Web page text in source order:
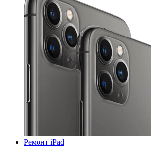
Ремонт iPad